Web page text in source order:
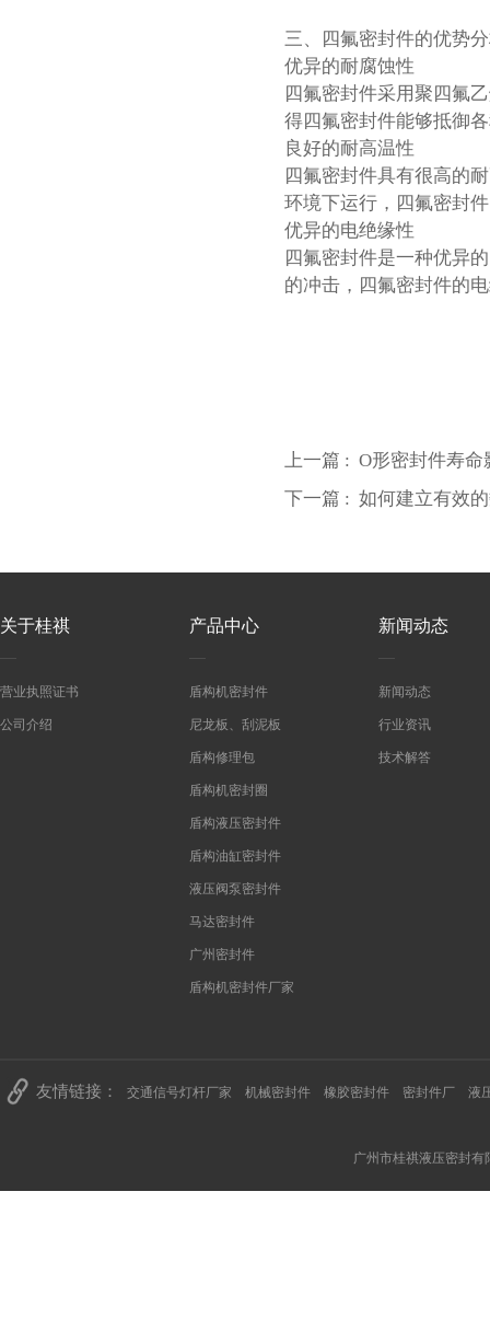
三、四氟密封件的优势
优异的耐腐蚀性
四氟密封件采用聚四氟
得四氟密封件能够抵御
良好的耐高温性
四氟密封件具有很高的
环境下运行，四氟密封
优异的电绝缘性
四氟密封件是一种优异
的冲击，四氟密封件的
上一篇 : O形密封件寿
下一篇 : 如何建立有效
关于桂祺
营业执照证书
公司介绍
产品中心
盾构机密封件
尼龙板、刮泥板
盾构修理包
盾构机密封圈
盾构液压密封件
盾构油缸密封件
液压阀泵密封件
马达密封件
广州密封件
盾构机密封件厂家
新闻动态
新闻动态
行业资讯
技术解答
友情链接： 交通信号灯杆厂家 机械密封件 橡胶密封件 密封件厂 液
广州市桂祺液压密封有